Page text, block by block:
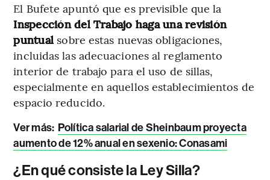
El Bufete apuntó que es previsible que la
Inspección del Trabajo haga una revisión
puntual sobre estas nuevas obligaciones,
incluidas las adecuaciones al reglamento
interior de trabajo para el uso de sillas,
especialmente en aquellos establecimientos de
espacio reducido.
Ver más: Política salarial de Sheinbaum proyecta
aumento de 12% anual en sexenio: Conasami
¿En qué consiste la Ley Silla?